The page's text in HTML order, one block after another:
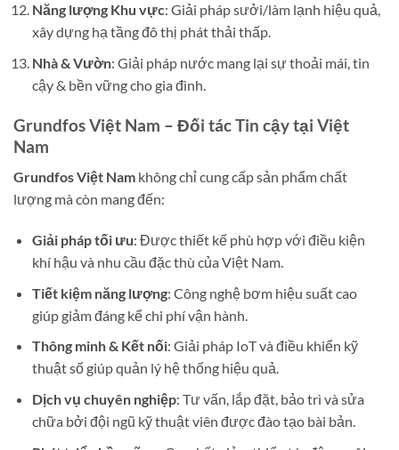
Năng lượng Khu vực: Giải pháp sưởi/làm lạnh hiệu quả,
xây dựng hạ tầng đô thị phát thải thấp.
Nhà & Vườn: Giải pháp nước mang lại sự thoải mái, tin
cậy & bền vững cho gia đình.
Grundfos Việt Nam – Đối tác Tin cậy tại Việt
Nam
Grundfos Việt Nam không chỉ cung cấp sản phẩm chất
lượng mà còn mang đến:
Giải pháp tối ưu: Được thiết kế phù hợp với điều kiện
khí hậu và nhu cầu đặc thù của Việt Nam.
Tiết kiệm năng lượng: Công nghệ bơm hiệu suất cao
giúp giảm đáng kể chi phí vận hành.
Thông minh & Kết nối: Giải pháp IoT và điều khiển kỹ
thuật số giúp quản lý hệ thống hiệu quả.
Dịch vụ chuyên nghiệp: Tư vấn, lắp đặt, bảo trì và sửa
chữa bởi đội ngũ kỹ thuật viên được đào tạo bài bản.